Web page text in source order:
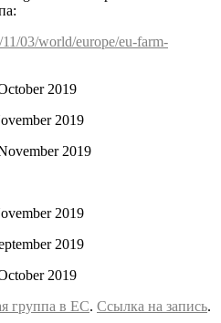
03/world/europe/eu-farm-
2019
2019
2019
2019
2019
2019
группа в ЕС. Ссылка на запись.